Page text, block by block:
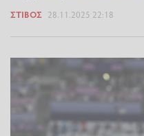
ΣΤΊΒΟΣ 28.11.2025 22:18